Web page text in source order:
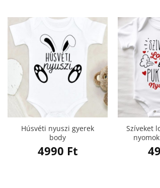
Húsvéti nyuszi gyerek
body
4990 Ft
Szíveket